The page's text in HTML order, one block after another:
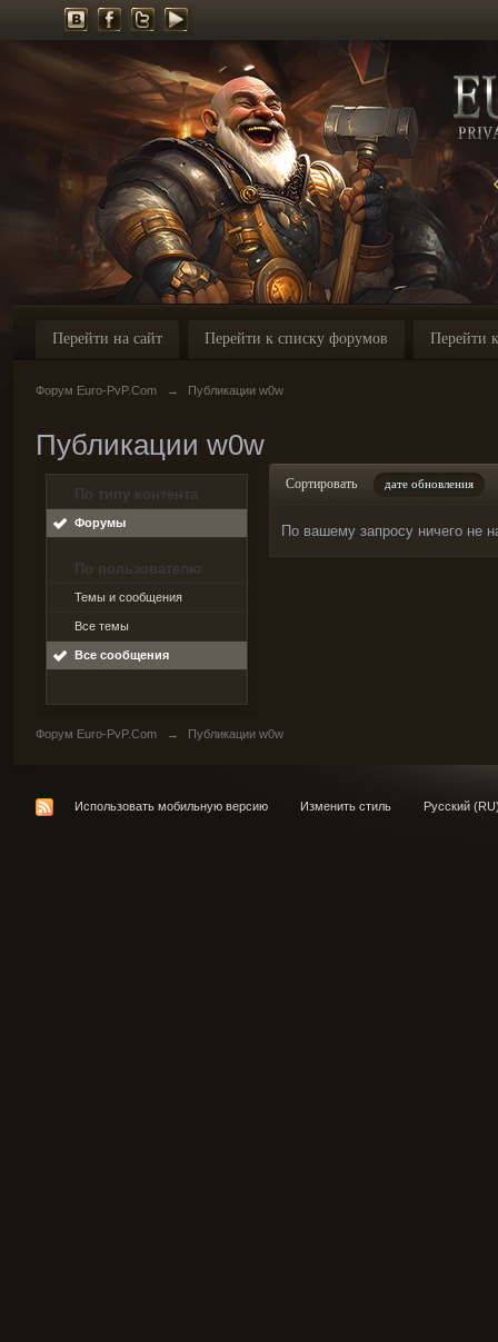
Перейти на сайт Перейти к списку форумов Перейти
Форум Euro-PvP.Com → Публикации w0w
Публикации w0w
По типу контента
Форумы
По пользователю
Темы и сообщения
Все темы
Все сообщения
Сортировать дате обновления
По вашему запросу ничего не
Форум Euro-PvP.Com → Публикации w0w
Использовать мобильную версию Изменить стиль Русский